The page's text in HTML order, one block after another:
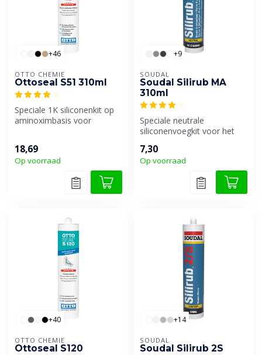
+46
OTTO CHEMIE
Ottoseal S51 310ml
Speciale 1K siliconenkit op
aminoximbasis voor
18,69
Op voorraad
+9
SOUDAL
Soudal Silirub MA
310ml
Speciale neutrale
siliconenvoegkit voor het
arduin, blauwe...
7,30
Op voorraad
+40
OTTO CHEMIE
Ottoseal S120
+14
SOUDAL
Soudal Silirub 2S